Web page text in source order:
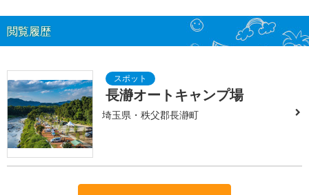
閲覧履歴
長瀞オートキャンプ場
埼玉県・秩父郡長瀞町